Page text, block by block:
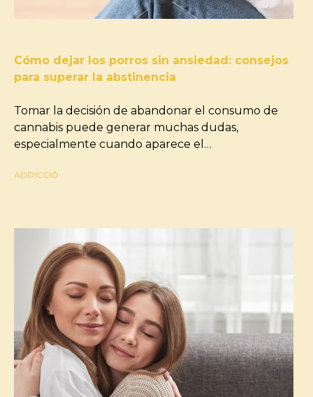
Cómo dejar los porros sin ansiedad: consejos
para superar la abstinencia
Tomar la decisión de abandonar el consumo de
cannabis puede generar muchas dudas,
especialmente cuando aparece el…
ADDICCIÓ